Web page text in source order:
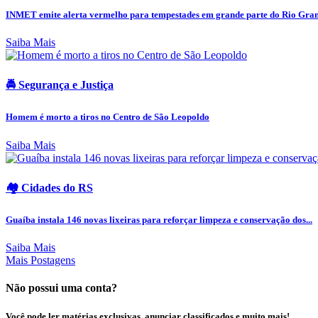
INMET emite alerta vermelho para tempestades em grande parte do Rio
Saiba Mais
🚔 Segurança e Justiça
Homem é morto a tiros no Centro de São Leopoldo
Saiba Mais
🏘️ Cidades do RS
Guaíba instala 146 novas lixeiras para reforçar limpeza e conservação dos...
Saiba Mais
Mais Postagens
Não possui uma conta?